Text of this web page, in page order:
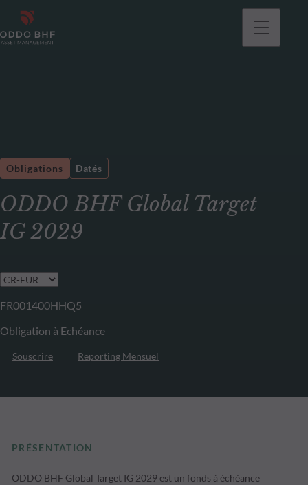
ODDO BHF Global Target
IG 2029
Obligations Datés
FR001400HHQ5
Obligation à Echéance
Souscrire Reporting Mensuel
PRÉSENTATION
ODDO BHF Global Target IG 2029 est un fonds à échéance